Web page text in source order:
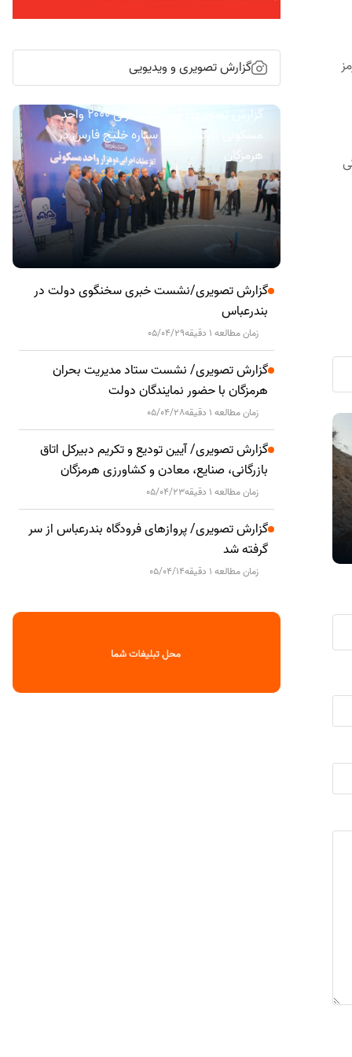
دود
ناشی از
۵۱.۸ میلیارد تومان خسارت بلاعوض به
حساب سرپرستان خانوارهای سیل‌زده
هرمزگان واریز شد
گزارش تصویری و ویدیویی
گزارش تصویری/ آیین کلنگ زنی ۲۰۰۰ واحد
مسکونی کارکنان نفت ستاره خلیج فارس در
هرمزگان
گزارش تصویری/نشست خبری سخنگوی دولت در
بندرعباس
زمان مطالعه 1 دقیقه 05/04/29
گزارش تصویری/ نشست ستاد مدیریت بحران
هرمزگان با حضور نمایندگان دولت
زمان مطالعه 1 دقیقه 05/04/28
گزارش تصویری/ آیین تودیع و تکریم دبیرکل اتاق
بازرگانی، صنایع، معادن و کشاورزی هرمزگان
زمان مطالعه 1 دقیقه 05/04/23
گزارش تصویری/ پروازهای فرودگاه بندرعباس از سر
گرفته شد
زمان مطالعه 1 دقیقه 05/04/14